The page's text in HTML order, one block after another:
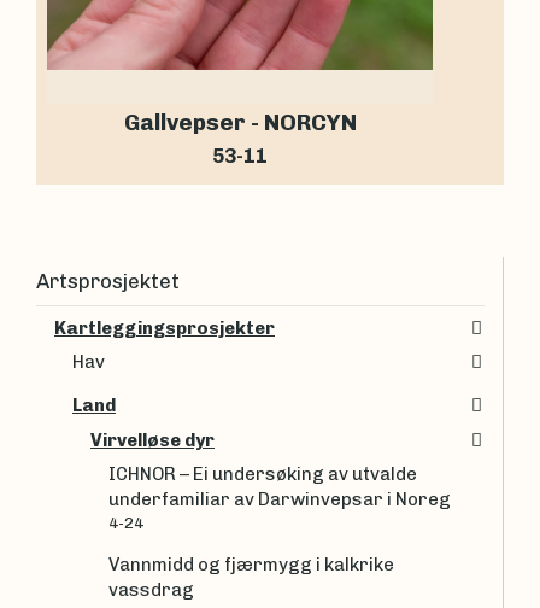
Gallvepser - NORCYN
53-11
Artsprosjektet
Kartleggingsprosjekter
Hav
Land
Virvelløse dyr
ICHNOR – Ei undersøking av utvalde
underfamiliar av Darwinvepsar i Noreg
4-24
Vannmidd og fjærmygg i kalkrike
vassdrag